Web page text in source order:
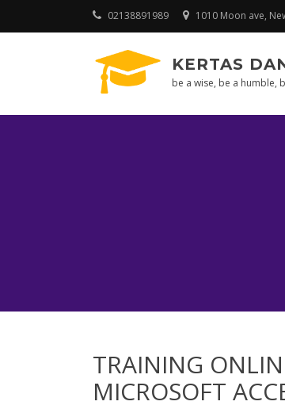
02138891989 1010 Moon ave,
KERTAS
be a wise, be a humble,
TRAINING
MICROSOFT